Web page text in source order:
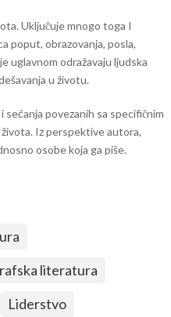
Uključuje mnogo toga I
poput, obrazovanja, posla,
uglavnom odražavaju ljudska
u životu.
sećanja povezanih sa specifičnim
Iz perspektive autora,
osobe koja ga piše.
literatura
Liderstvo